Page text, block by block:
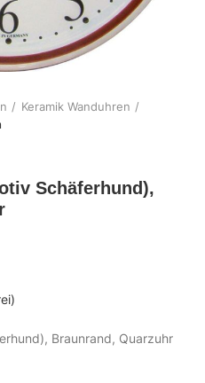
Keramik Wanduhren
Schäferhund),
Braunrand, Quarzuhr